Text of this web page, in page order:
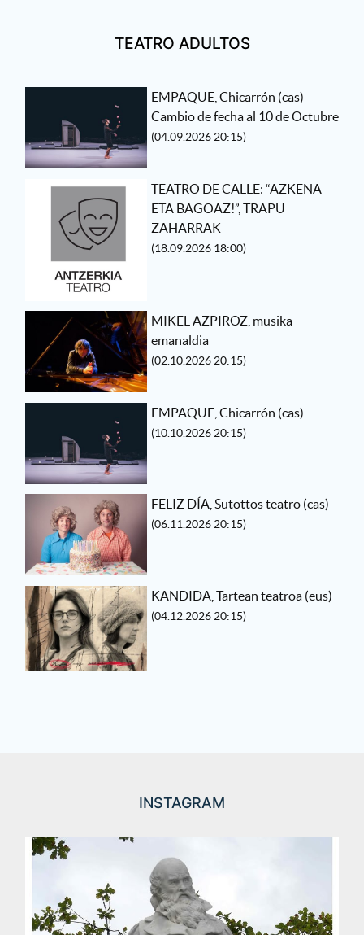
TEATRO ADULTOS
EMPAQUE, Chicarrón (cas) -
Cambio de fecha al 10 de Octubre
(04.09.2026 20:15)
TEATRO DE CALLE: “AZKENA
ETA BAGOAZ!”, TRAPU
ZAHARRAK
(18.09.2026 18:00)
MIKEL AZPIROZ, musika
emanaldia
(02.10.2026 20:15)
EMPAQUE, Chicarrón (cas)
(10.10.2026 20:15)
FELIZ DÍA, Sutottos teatro (cas)
(06.11.2026 20:15)
KANDIDA, Tartean teatroa (eus)
(04.12.2026 20:15)
INSTAGRAM